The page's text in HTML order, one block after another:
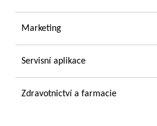
Marketing
Servisní aplikace
Zdravotnictví a farmacie